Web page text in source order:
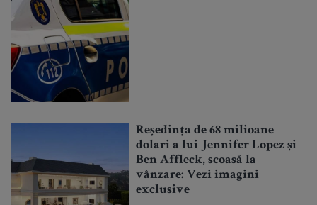
Reședința de 68 milioane
dolari a lui Jennifer Lopez și
Ben Affleck, scoasă la
vânzare: Vezi imagini
exclusive